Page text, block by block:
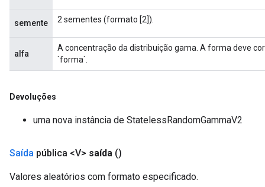
semente 2 sementes (formato [2]).
alfa
A concentração da distribuição gama. A forma deve
`forma`.
Devoluções
uma nova instância de StatelessRandomGammaV2
Saída pública <V> saída ()
Valores aleatórios com formato especificado.